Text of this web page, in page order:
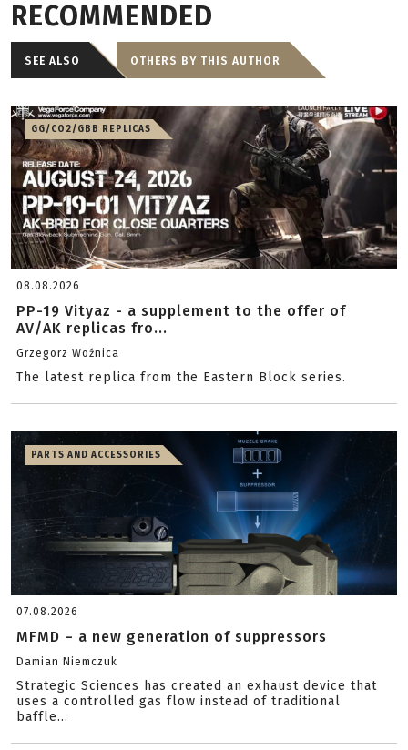
RECOMMENDED
SEE ALSO OTHERS BY THIS AUTHOR
GG/CO2/GBB REPLICAS
08.08.2026
PP-19 Vityaz - a supplement to the offer of
AV/AK replicas fro...
Grzegorz Woźnica
The latest replica from the Eastern Block series.
PARTS AND ACCESSORIES
07.08.2026
MFMD – a new generation of suppressors
Damian Niemczuk
Strategic Sciences has created an exhaust device that
uses a controlled gas flow instead of traditional
baffle...